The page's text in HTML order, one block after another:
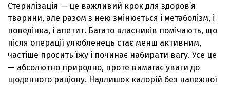
Стерилізація — це важливий крок для здоров’я
тварини, але разом з нею змінюється і метаболізм, і
поведінка, і апетит. Багато власників помічають, що
після операції улюбленець стає менш активним,
частіше просить їжу і починає набирати вагу. Усе це
— абсолютно природно, проте вимагає уваги до
щоденного раціону. Надлишок калорій без належної